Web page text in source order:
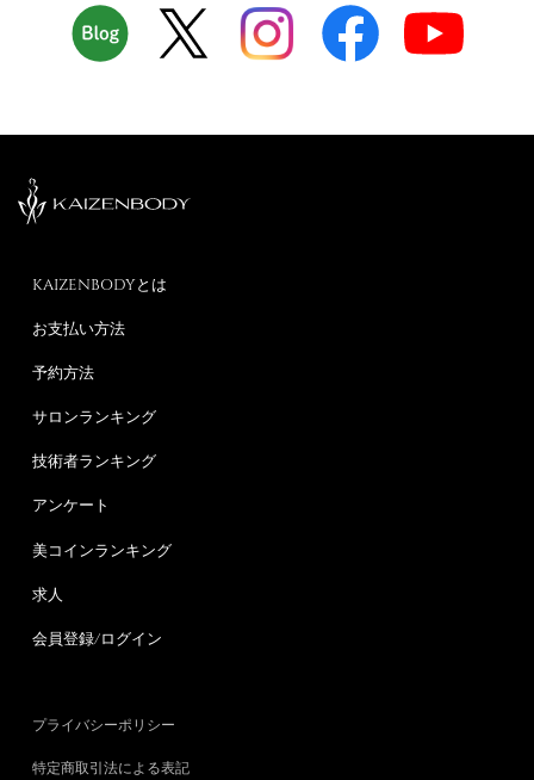
KAIZENBODYとは
お支払い方法
予約方法
サロンランキング
技術者ランキング
アンケート
美コインランキング
求人
会員登録/ログイン
プライバシーポリシー
特定商取引法による表記